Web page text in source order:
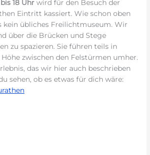
18 Uhr wird für den Besuch der
Eintritt kassiert. Wie schon oben
kein übliches Freilichtmuseum. Wir
über die Brücken und Stege
zu spazieren. Sie führen teils in
zwischen den Felstürmen umher.
das wir hier auch beschrieben
sehen, ob es etwas für dich wäre: